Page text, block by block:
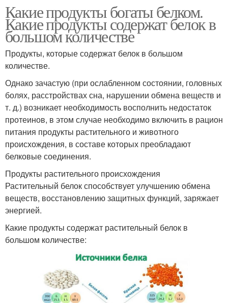
Какие продукты богаты белком.
Какие продукты содержат белок в
большом количестве
Продукты, которые содержат белок в большом
количестве.
Однако зачастую (при ослабленном состоянии, головных
болях, расстройствах сна, нарушении обмена веществ и
т. д.) возникает необходимость восполнить недостаток
протеинов, в этом случае необходимо включить в рацион
питания продукты растительного и животного
происхождения, в составе которых преобладают
белковые соединения.
Продукты растительного происхождения
Растительный белок способствует улучшению обмена
веществ, восстановлению защитных функций, заряжает
энергией.
Какие продукты содержат растительный белок в
большом количестве: